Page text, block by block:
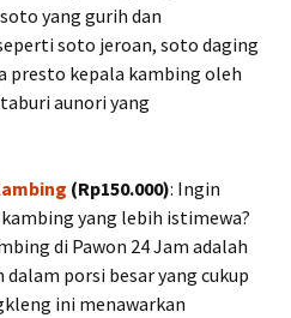
yang gurih dan
soto jeroan, soto daging
presto kepala kambing oleh
aunori yang
(Rp150.000): Ingin
yang lebih istimewa?
di Pawon 24 Jam adalah
dalam porsi besar yang cukup
ini menawarkan